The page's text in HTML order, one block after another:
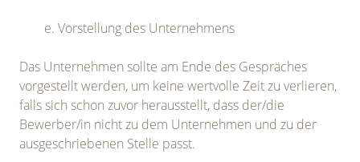
Vorstellung des Unternehmens
Das Unternehmen sollte am Ende des Gespräches
vorgestellt werden, um keine wertvolle Zeit zu verlieren,
falls sich schon zuvor herausstellt, dass der/die
Bewerber/in nicht zu dem Unternehmen und zu der
ausgeschriebenen Stelle passt.